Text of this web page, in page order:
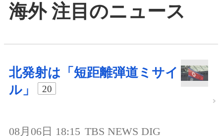
海外 注目のニュース
北発射は「短距離弾道ミサイ
ル」
20
08月06日 18:15 TBS NEWS DIG